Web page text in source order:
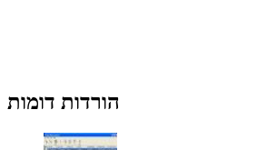
הורדות דומות